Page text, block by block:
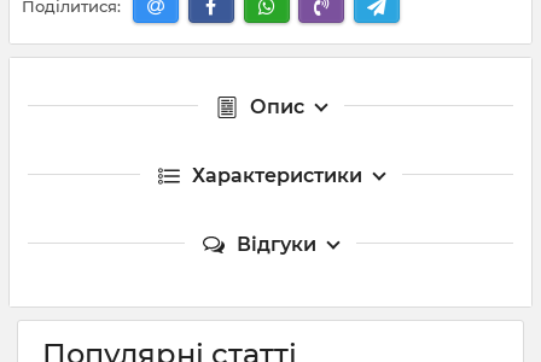
Поділитися:
Опис
Характеристики
Відгуки
Популярні статті